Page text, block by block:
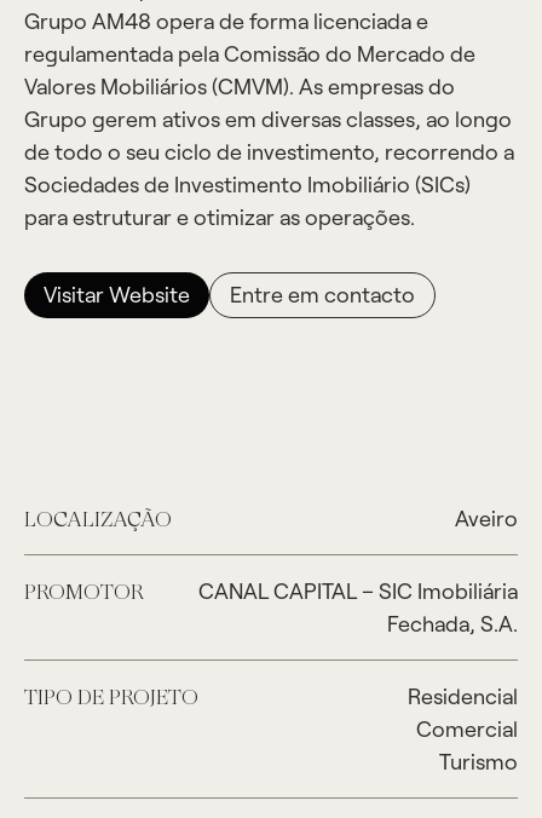
Grupo AM48 opera de forma licenciada e
regulamentada pela Comissão do Mercado de
Valores Mobiliários (CMVM). As empresas do
Grupo gerem ativos em diversas classes, ao longo
de todo o seu ciclo de investimento, recorrendo a
Sociedades de Investimento Imobiliário (SICs)
para estruturar e otimizar as operações.
Visitar Website Entre em contacto
LOCALIZAÇÃO Aveiro
PROMOTOR
CANAL CAPITAL – SIC Imobiliária
Fechada, S.A.
TIPO DE PROJETO
Residencial
Comercial
Turismo